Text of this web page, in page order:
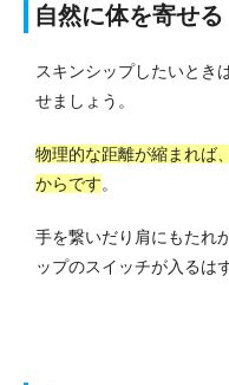
自然に体を寄せる
スキンシップしたいとき
せましょう。
物理的な距離が縮まれば
からです。
手を繋いだり肩にもたれ
ップのスイッチが入るは